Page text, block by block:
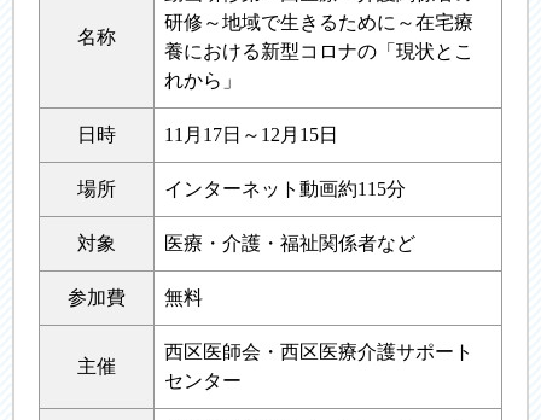
名称
研修～地域で生きるために～在宅療
養における新型コロナの「現状とこ
れから」
日時 11月17日～12月15日
場所 インターネット動画約115分
対象 医療・介護・福祉関係者など
参加費 無料
主催
西区医師会・西区医療介護サポート
センター